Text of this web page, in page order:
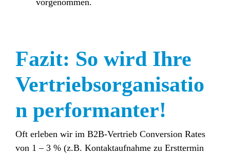
vorgenommen.
Fazit: So wird Ihre
Vertriebsorganisatio
n performanter!
Oft erleben wir im B2B-Vertrieb Conversion Rates
von 1 – 3 % (z.B. Kontaktaufnahme zu Ersttermin